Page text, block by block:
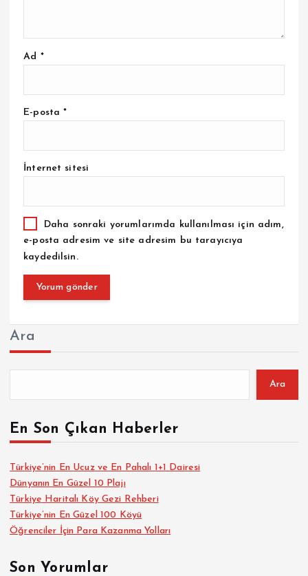
Ad *
E-posta*
İnternet sitesi
Daha sonraki yorumlarımda kullanılması için adım,
e-posta adresim ve site adresim bu tarayıcıya
kaydedilsin.
Ara
Ara
En Son Çıkan Haberler
Türkiye’nin En Ucuz ve En Pahalı 1+1 Dairesi
Dünyanın En Güzel 10 Plajı
Türkiye Haritalı Köy Gezi Rehberi
Türkiye’nin En Güzel 100 Köyü
Öğrenciler İçin Para Kazanma Yolları
Son Yorumlar